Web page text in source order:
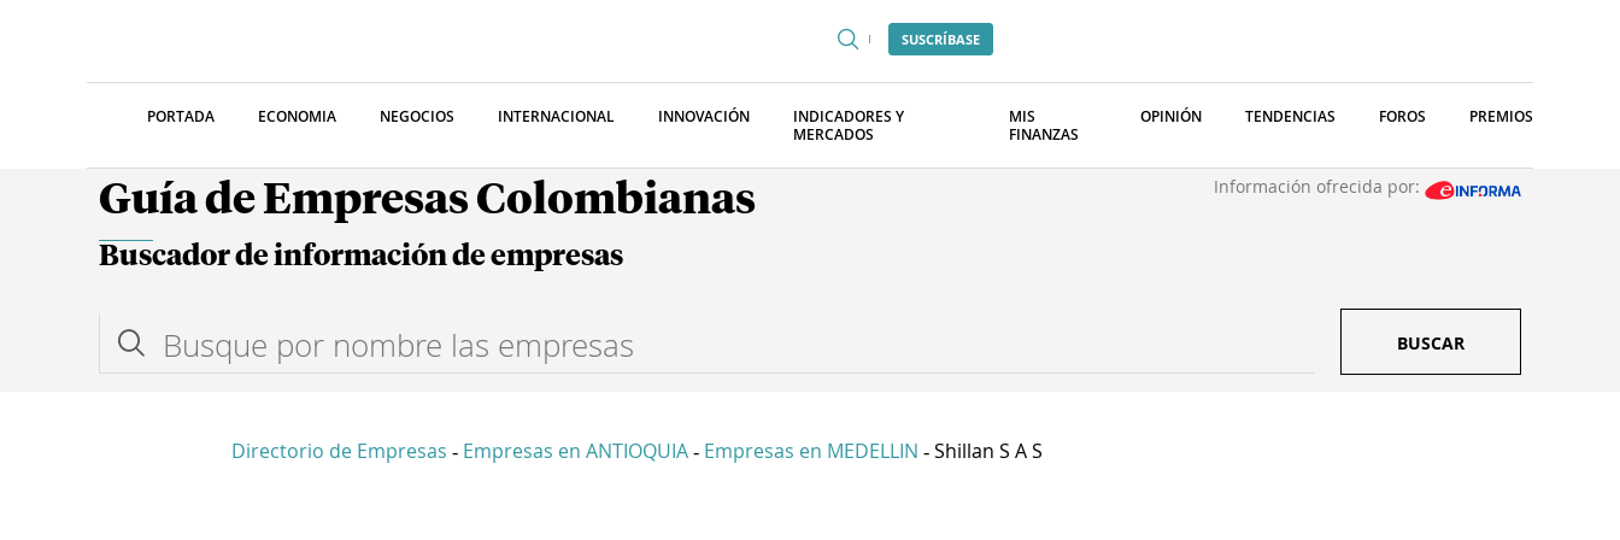
SUSCRÍBASE
PORTADA ECONOMIA NEGOCIOS INTERNACIONAL INNOVACIÓN
INDICADORES Y
MERCADOS
MIS
FINANZAS
OPINIÓN TENDENCIAS FOROS PREMIOS
Guía de Empresas Colombianas Información ofrecida por:
Buscador de información de empresas
BUSCAR
Directorio de Empresas - Empresas en ANTIOQUIA - Empresas en MEDELLIN - Shillan S A S